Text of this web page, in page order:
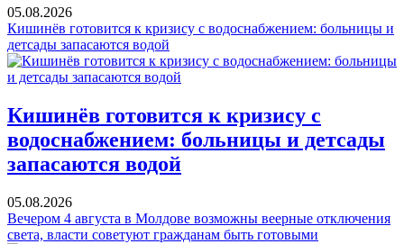
05.08.2026
Кишинёв готовится к кризису с водоснабжением: больницы и
детсады запасаются водой
Кишинёв готовится к кризису с
водоснабжением: больницы и детсады
запасаются водой
05.08.2026
Вечером 4 августа в Молдове возможны веерные отключения
света, власти советуют гражданам быть готовыми